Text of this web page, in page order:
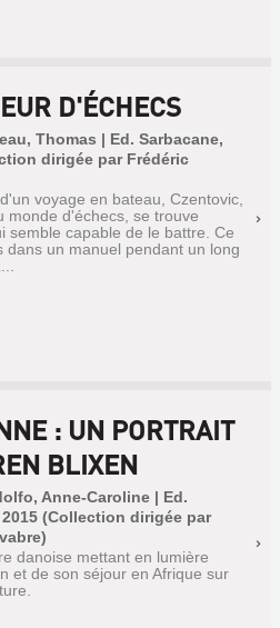
D'ÉCHECS
Thomas | Ed. Sarbacane,
dirigée par Frédéric
voyage en bateau, Czentovic,
monde d'échecs, se trouve
semble capable de le battre. Ce
dans un manuel pendant un long
: UN PORTRAIT
BLIXEN
Anne-Caroline | Ed.
(Collection dirigée par
danoise mettant en lumière
et de son séjour en Afrique sur